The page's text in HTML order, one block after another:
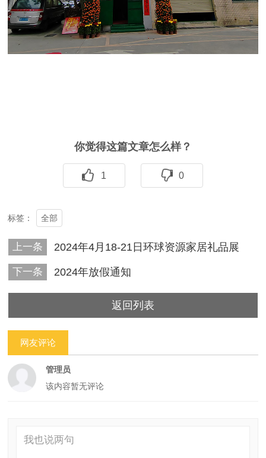
你觉得这篇文章怎么样？
1 0
标签： 全部
上一条 2024年4月18-21日环球资源家居礼品展
下一条 2024年放假通知
返回列表
网友评论
管理员
该内容暂无评论